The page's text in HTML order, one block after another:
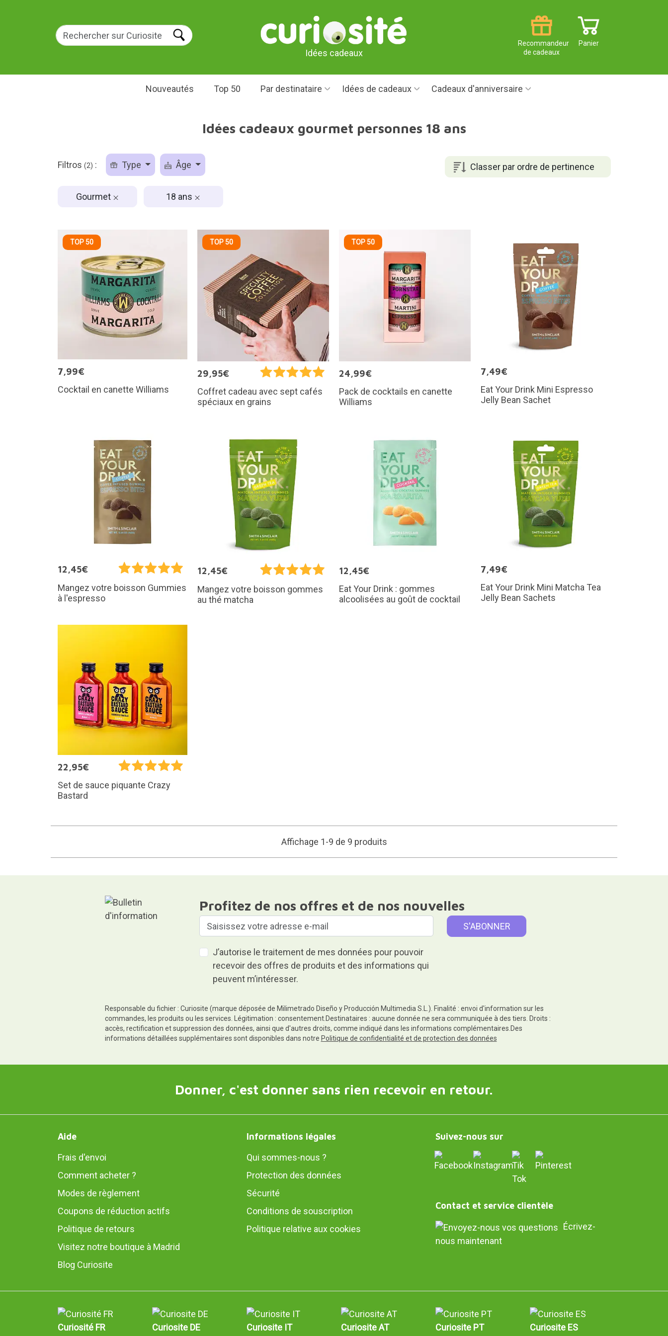
Idées cadeaux
Panier
Recommandeur
de cadeaux
Nouveautés Top 50 Par destinataire Idées de cadeaux Cadeaux d'anniversaire
Idées cadeaux gourmet personnes 18 ans
Classer par ordre de pertinence
Filtros (2) : Type Âge
Gourmet 18 ans
TOP 50
7,99€
Cocktail en canette Williams
TOP 50
29,95€
Coffret cadeau avec sept cafés
spéciaux en grains
TOP 50
24,99€
Pack de cocktails en canette
Williams
7,49€
Eat Your Drink Mini Espresso
Jelly Bean Sachet
12,45€
Mangez votre boisson Gummies
à l'espresso
12,45€
Mangez votre boisson gommes
au thé matcha
12,45€
Eat Your Drink : gommes
alcoolisées au goût de cocktail
7,49€
Eat Your Drink Mini Matcha Tea
Jelly Bean Sachets
22,95€
Set de sauce piquante Crazy
Bastard
Affichage 1-9 de 9 produits
Profitez de nos offres et de nos nouvelles
J’autorise le traitement de mes données pour pouvoir
recevoir des offres de produits et des informations qui
peuvent m’intéresser.
Responsable du fichier : Curiosite (marque déposée de Milimetrado Diseño y Producción Multimedia S.L.). Finalité : envoi d'information sur les
commandes, les produits ou les services. Légitimation : consentement.Destinataires : aucune donnée ne sera communiquée à des tiers. Droits :
accès, rectification et suppression des données, ainsi que d'autres droits, comme indiqué dans les informations complémentaires.Des
informations détaillées supplémentaires sont disponibles dans notre Politique de confidentialité et de protection des données
Donner, c'est donner sans rien recevoir en retour.
Aide
Frais d'envoi
Comment acheter ?
Modes de règlement
Coupons de réduction actifs
Politique de retours
Visitez notre boutique à Madrid
Blog Curiosite
Informations légales
Qui sommes-nous ?
Protection des données
Sécurité
Conditions de souscription
Politique relative aux cookies
Suivez-nous sur
Contact et service clientèle
Écrivez-
nous maintenant
Curiosité FR Curiosite DE Curiosite IT Curiosite AT Curiosite PT Curiosite ES